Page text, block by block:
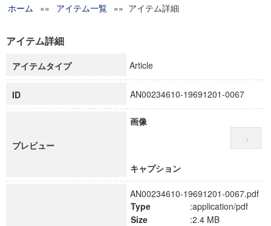
グローバルリサーチインスティテュート
科学研究費補助金研究成果報告書
慶應義塾大学グローバルCOEプログラム市民社会ガバナンス
慶應義塾大学グローバルCOEプログラム論理と感性の先端的
博士課程教育リーディングプログラム「超成熟社会発展のサ
学術雑誌掲載論文等(8)
ホーム »» アイテム一覧 »» アイテム詳細
アイテム詳細
アイテムタイプ Article
ID AN00234610-19691201-0067
プレビュー
画像
キャプション
AN00234610-19691201-0067.pdf
Type
:application/pdf
Size
:2.4 MB